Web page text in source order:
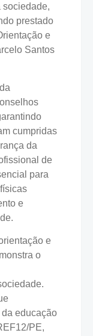
sociedade,
prestado
e
Santos
cumpridas
da
de
para
e
e
o
educação
PE,